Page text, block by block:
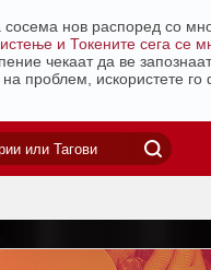
нов распоред со
и Токените сега се
чекаат да ве
проблем, искористете